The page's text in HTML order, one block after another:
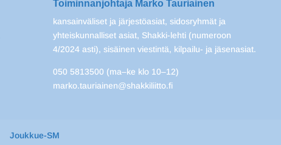
Toiminnanjohtaja Marko Tauriainen
kansainväliset ja järjestöasiat, sidosryhmät ja
yhteiskunnalliset asiat, Shakki-lehti (numeroon
4/2024 asti), sisäinen viestintä, kilpailu- ja jäsenasiat.
050 5813500 (ma–ke klo 10–12)
marko.tauriainen@shakkiliitto.fi
Joukkue-SM